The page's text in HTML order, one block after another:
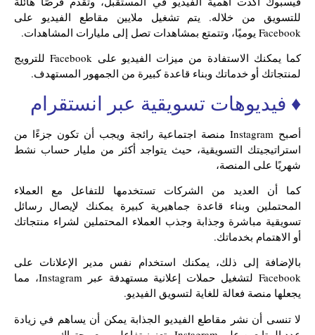
للتسويق من خلاله. يتم تشغيل ملايين مقاطع الفيديو على
Facebook يوميًا، وتتمتع بمشاهدات تصل إلى مليارات المشاهدات.
كما يمكنك الاستفادة من ميزات الفيديو على Facebook للترويج
لمنتجاتك أو خدماتك وبناء قاعدة كبيرة من الجمهور المستهدف.
♦ فيديوهات تسويقية عبر انستقرام
أصبح Instagram منصة اجتماعية رائجة ويجب أن تكون جزءًا من
استراتيجيتك التسويقية، حيث يتواجد أكثر من مليار حساب نشط
شهريًا على المنصة،
كما أن العديد من الشركات تستخدمها للتفاعل مع العملاء
المحتملين وبناء قاعدة جماهيرية كبيرة يمكنك لإيصال رسائل
تسويقية مباشرة وجذابة وجذب العملاء المحتملين لشراء منتجاتك
أو الاهتمام بخدماتك.
بالإضافة إلى ذلك، يمكنك استخدام نفس مدير الإعلانات على
Facebook لتشغيل حملات إعلانية مستهدفة عبر Instagram، مما
يجعلها منصة فعالة للغاية لتسويق الفيديو.
لا تنسى أن نشر مقاطع الفيديو الجذابة يمكن أن يساهم في زيادة